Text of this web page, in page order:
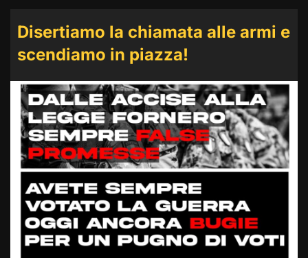
Disertiamo la chiamata alle armi e
scendiamo in piazza!